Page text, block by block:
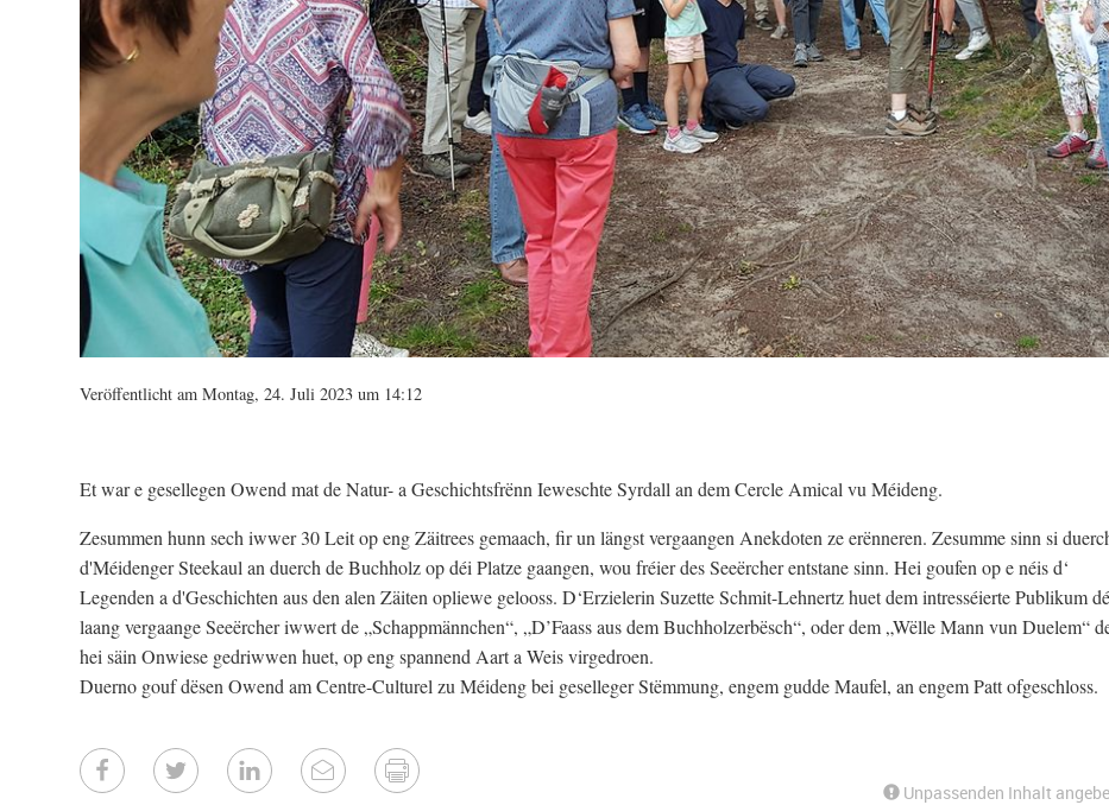
Veröffentlicht am Montag, 24. Juli 2023 um 14:12
Et war e gesellegen Owend mat de Natur- a Geschichtsfrënn Ieweschte Syrdall an dem Cercle Amical vu Méideng.
Zesummen hunn sech iwwer 30 Leit op eng Zäitrees gemaach, fir un längst vergaangen Anekdoten ze erënneren. Zesumme sinn si
d'Méidenger Steekaul an duerch de Buchholz op déi Platze gaangen, wou fréier des Seeërcher entstane sinn. Hei goufen op e néis d‘
Legenden a d'Geschichten aus den alen Zäiten opliewe gelooss. D‘Erzielerin Suzette Schmit-Lehnertz huet dem intresséierte Publikum
laang vergaange Seeërcher iwwert de „Schappmännchen“, „D’Faass aus dem Buchholzerbësch“, oder dem „Wëlle Mann vun Duelem“
hei säin Onwiese gedriwwen huet, op eng spannend Aart a Weis virgedroen.
Duerno gouf dësen Owend am Centre-Culturel zu Méideng bei geselleger Stëmmung, engem gudde Maufel, an engem Patt ofgeschloss.
Unpassenden Inhalt